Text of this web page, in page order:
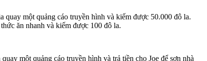
quay một quảng cáo truyền hình và kiếm được 50.000 đô la.
ăn nhanh và kiếm được 100 đô la.
một quảng cáo truyền hình và trả tiền cho Joe để sơn nhà